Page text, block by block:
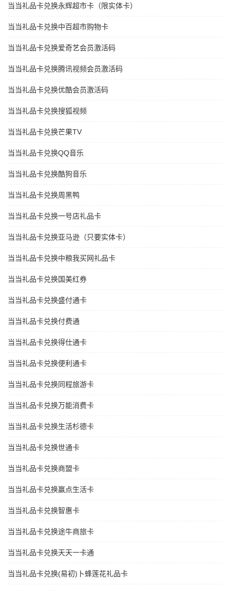
当当礼品卡兑换永辉超市卡（限实体卡）
当当礼品卡兑换中百超市购物卡
当当礼品卡兑换爱奇艺会员激活码
当当礼品卡兑换腾讯视频会员激活码
当当礼品卡兑换优酷会员激活码
当当礼品卡兑换搜狐视频
当当礼品卡兑换芒果TV
当当礼品卡兑换QQ音乐
当当礼品卡兑换酷狗音乐
当当礼品卡兑换周黑鸭
当当礼品卡兑换一号店礼品卡
当当礼品卡兑换亚马逊（只要实体卡）
当当礼品卡兑换中粮我买网礼品卡
当当礼品卡兑换国美红券
当当礼品卡兑换盛付通卡
当当礼品卡兑换付费通
当当礼品卡兑换得仕通卡
当当礼品卡兑换便利通卡
当当礼品卡兑换同程旅游卡
当当礼品卡兑换万能消费卡
当当礼品卡兑换生活杉德卡
当当礼品卡兑换世通卡
当当礼品卡兑换商盟卡
当当礼品卡兑换赢点生活卡
当当礼品卡兑换智惠卡
当当礼品卡兑换途牛商旅卡
当当礼品卡兑换天天一卡通
当当礼品卡兑换(易初)卜蜂莲花礼品卡